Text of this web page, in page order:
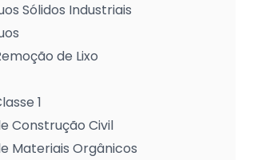
Sólidos Industriais
de Lixo
1
Construção Civil
Materiais Orgânicos